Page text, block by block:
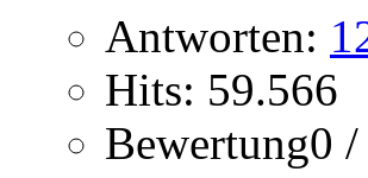
Antworten:
Hits: 59.566
Bewertung0 /